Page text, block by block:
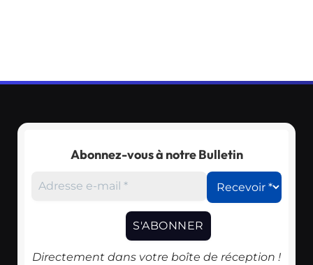
Abonnez-vous à notre Bulletin
Directement dans votre boîte de réception !